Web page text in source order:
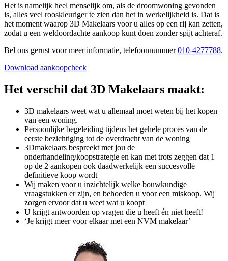
Het is namelijk heel menselijk om, als de droomwoning gevonden
is, alles veel rooskleuriger te zien dan het in werkelijkheid is. Dat is
het moment waarop 3D Makelaars voor u alles op een rij kan zetten,
zodat u een weldoordachte aankoop kunt doen zonder spijt achteraf.
Bel ons gerust voor meer informatie, telefoonnummer010-4277788.
Download aankoopcheck
Het verschil dat 3D Makelaars maakt:
3D makelaars weet wat u allemaal moet weten bij het kopen
van een woning.
Persoonlijke begeleiding tijdens het gehele proces van de
eerste bezichtiging tot de overdracht van de woning
3Dmakelaars bespreekt met jou de
onderhandeling/koopstrategie en kan met trots zeggen dat 1
op de 2 aankopen ook daadwerkelijk een succesvolle
definitieve koop wordt
Wij maken voor u inzichtelijk welke bouwkundige
vraagstukken er zijn, en behoeden u voor een miskoop. Wij
zorgen ervoor dat u weet wat u koopt
U krijgt antwoorden op vragen die u heeft én niet heeft!
‘Je krijgt meer voor elkaar met een NVM makelaar’